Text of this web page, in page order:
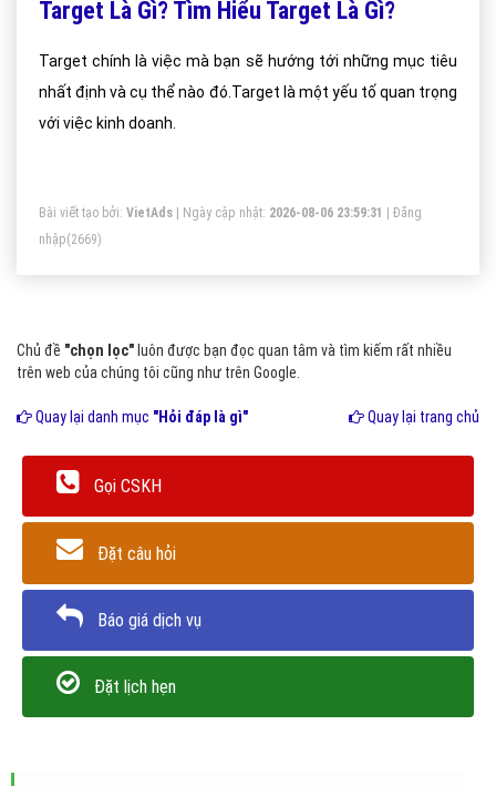
Target Là Gì? Tìm Hiểu Target Là Gì?
Target chính là việc mà bạn sẽ hướng tới những mục tiêu
nhất định và cụ thể nào đó.Target là một yếu tố quan trọng
với việc kinh doanh.
Bài viết tạo bởi: VietAds | Ngày cập nhật: 2026-08-06 23:59:31
Đăng
nhập(2669)
Chủ đề "chọn lọc" luôn được bạn đọc quan tâm và tìm kiếm rất nhiều
trên web của chúng tôi cũng như trên Google.
Quay lại danh mục "Hỏi đáp là gì" Quay lại trang chủ
Gọi CSKH
Đặt câu hỏi
Báo giá dịch vụ
Đặt lịch hẹn